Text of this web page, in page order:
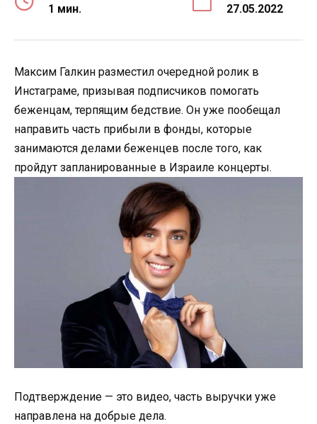
1 мин. 27.05.2022
Максим Галкин разместил очередной ролик в
Инстаграме, призывая подписчиков помогать
беженцам, терпящим бедствие. Он уже пообещал
направить часть прибыли в фонды, которые
занимаются делами беженцев после того, как
пройдут запланированные в Израиле концерты.
Подтверждение — это видео, часть выручки уже
направлена на добрые дела.